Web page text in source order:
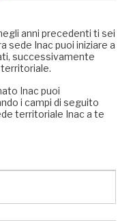
anni precedenti ti sei
sede Inac puoi iniziare a
successivamente
Inac puoi
i campi di seguito
territoriale Inac a te